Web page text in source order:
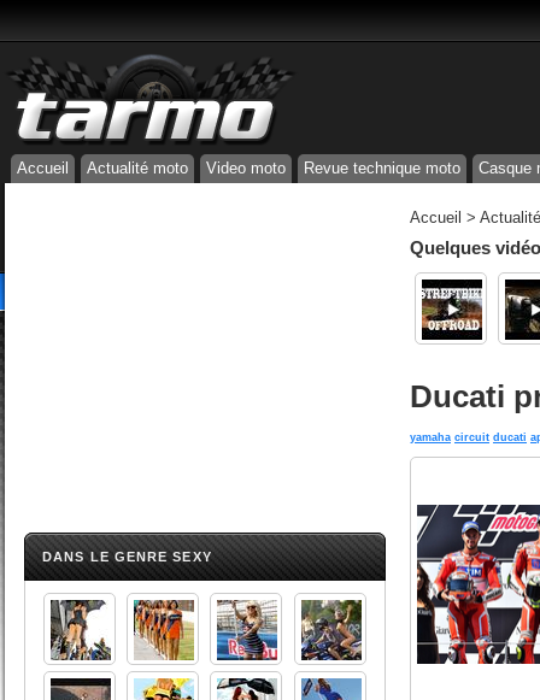
Accueil Actualité moto Video moto Revue technique moto Casque
DANS LE GENRE SEXY
Accueil >
Quelques
Ducati
yamaha circuit ducati